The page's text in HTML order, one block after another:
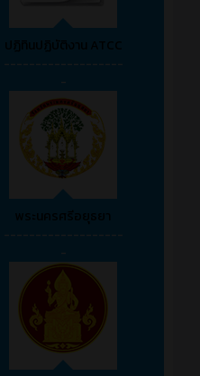
ปฏิทินปฏิบัติงาน ATCC
-------------------
-
พระนครศรีอยุธยา
-------------------
-